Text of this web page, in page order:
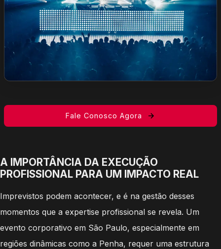
Fale Conosco Agora
A IMPORTÂNCIA DA EXECUÇÃO
PROFISSIONAL PARA UM IMPACTO REAL
Imprevistos podem acontecer, e é na gestão desses
momentos que a expertise profissional se revela. Um
evento corporativo em São Paulo, especialmente em
regiões dinâmicas como a Penha, requer uma estrutura